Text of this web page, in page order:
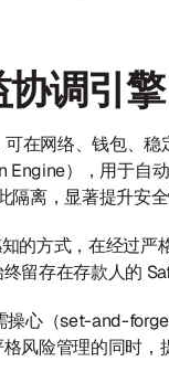
调引擎
可在网络、钱包、
），用于自
隔离，显著提升安全
的方式，在经过
留存在存款人的
操心（set-and-
风险管理的同时，